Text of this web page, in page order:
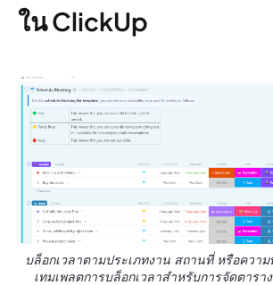
ใน ClickUp
บล็อกเวลาตามประเภทงาน สถานที่ หรือควา
เทมเพลตการบล็อกเวลาสำหรับการจัดตารา